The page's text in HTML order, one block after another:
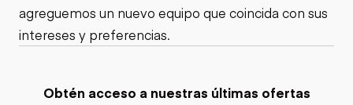
agreguemos un nuevo equipo que coincida con sus
intereses y preferencias.
Obtén acceso a nuestras últimas ofertas